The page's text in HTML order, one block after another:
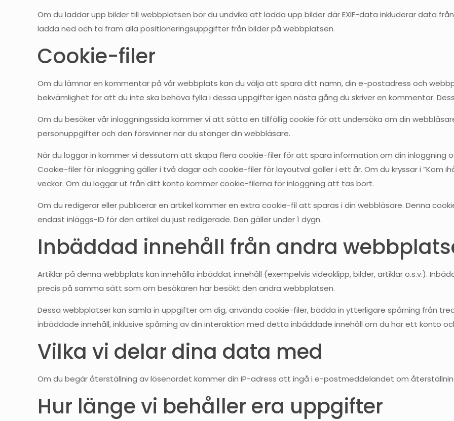
Om du laddar upp bilder till webbplatsen bör du undvika att ladda upp bilder där EXIF-data inkluderar data
ladda ned och ta fram alla positioneringsuppgifter från bilder på webbplatsen.
Cookie-filer
Om du lämnar en kommentar på vår webbplats kan du välja att spara ditt namn, din e-postadress och
bekvämlighet för att du inte ska behöva fylla i dessa uppgifter igen nästa gång du skriver en kommentar.
Om du besöker vår inloggningssida kommer vi att sätta en tillfällig cookie för att undersöka om din
personuppgifter och den försvinner när du stänger din webbläsare.
När du loggar in kommer vi dessutom att skapa flera cookie-filer för att spara information om din inloggning
Cookie-filer för inloggning gäller i två dagar och cookie-filer för layoutval gäller i ett år. Om du kryssar i ”Kom
veckor. Om du loggar ut från ditt konto kommer cookie-filerna för inloggning att tas bort.
Om du redigerar eller publicerar en artikel kommer en extra cookie-fil att sparas i din webbläsare. Denna
endast inläggs-ID för den artikel du just redigerade. Den gäller under 1 dygn.
Inbäddad innehåll från andra
Artiklar på denna webbplats kan innehålla inbäddat innehåll (exempelvis videoklipp, bilder, artiklar o.s.v.).
precis på samma sätt som om besökaren har besökt den andra webbplatsen.
Dessa webbplatser kan samla in uppgifter om dig, använda cookie-filer, bädda in ytterligare spårning från
inbäddade innehåll, inklusive spårning av din interaktion med detta inbäddade innehåll om du har ett konto
Vilka vi delar dina data med
Om du begär återställning av lösenordet kommer din IP-adress att ingå i e-postmeddelandet om
Hur länge vi behåller era uppgifter